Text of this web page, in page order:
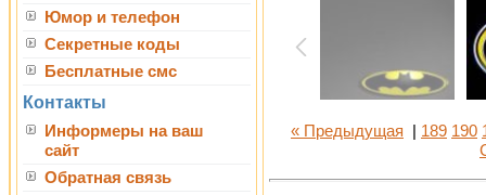
Юмор и телефон
Секретные коды
Бесплатные смс
Контакты
Информеры на ваш
сайт
Обратная связь
« Предыдущая 189 190